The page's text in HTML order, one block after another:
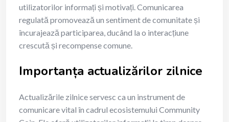
utilizatorilor informați și motivați. Comunicarea
regulată promovează un sentiment de comunitate și
încurajează participarea, ducând la o interacțiune
crescută și recompense comune.
Importanța actualizărilor zilnice
Actualizările zilnice servesc ca un instrument de
comunicare vital în cadrul ecosistemului Community